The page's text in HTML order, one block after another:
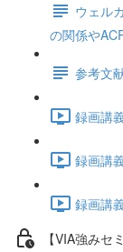
ウェル
の関係や
参考文
録画講
録画講
録画講
【VIA強みセ